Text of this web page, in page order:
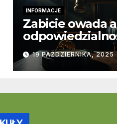
INFORMACJE
Zabicie owada a
karna – jak
to w praktyce?
19 PAŹDZIERNIKA, 2025